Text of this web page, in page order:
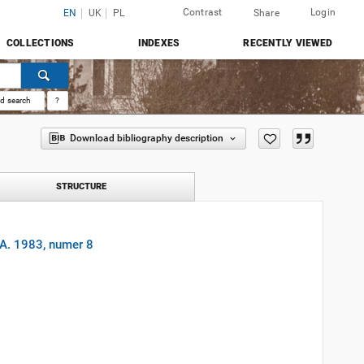
EN UK PL Contrast Share Login
COLLECTIONS INDEXES RECENTLY VIEWED
search ?
Download bibliography description
STRUCTURE
1983, numer 8